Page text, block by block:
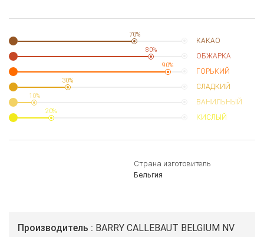
70%
КАКАО
80%
ОБЖАРКА
90%
ГОРЬКИЙ
30%
СЛАДКИЙ
10%
ВАНИЛЬНЫЙ
20%
КИСЛЫЙ
Страна изготовитель
Бельгия
Производитель BARRY CALLEBAUT BELGIUM NV